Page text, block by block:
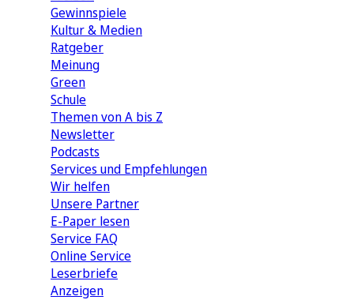
Gewinnspiele
Kultur & Medien
Ratgeber
Meinung
Green
Schule
Themen von A bis Z
Newsletter
Podcasts
Services und Empfehlungen
Wir helfen
Unsere Partner
E-Paper lesen
Service FAQ
Online Service
Leserbriefe
Anzeigen